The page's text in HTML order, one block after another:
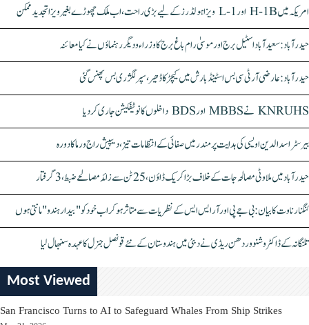
امریکہ میں H-1B اور L-1 ویزا ہولڈرز کے لیے بڑی راحت، اب ملک چھوڑے بغیر ویزا تجدید ممکن
حیدرآباد: سعیدآباد اسٹیل برج اور موسیٰ رام باغ برج کا وزراء و دیگر رہنماؤں نے کیا معائنہ
حیدرآباد: عارضی آر ٹی سی بس اسٹینڈ بارش میں کیچڑ کا ڈھیر، سپر لگژری بس پھنس گئی
KNRUHS نے MBBS اور BDS داخلوں کا نوٹیفکیشن جاری کر دیا
بیرسٹر اسدالدین اویسی کی ہدایت پر مندر میں صفائی کے انتظامات تیز، دیپیش راج ورما کا دورہ
حیدرآباد میں ملاوٹی مصالحہ جات کے خلاف بڑا کریک ڈاؤن، 25 ٹن سے زائد مصالحے ضبط، 3 گرفتار
کنگنا رناوت کا بیان: بی جے پی اور آر ایس ایس کے نظریات سے متاثر ہو کر اب خود کو "بیدار ہندو" مانتی ہوں
تلنگانہ کے ڈاکٹر وشنو وردھن ریڈی نے دبئی میں ہندوستان کے نئے قونصل جنرل کا عہدہ سنبھال لیا
Most Viewed
San Francisco Turns to AI to Safeguard Whales From Ship Strikes